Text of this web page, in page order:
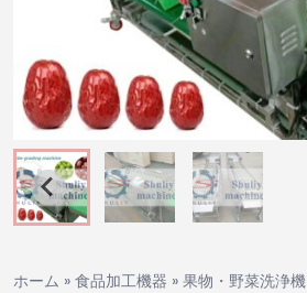
ホーム » 食品加工機器 » 果物・野菜洗浄機